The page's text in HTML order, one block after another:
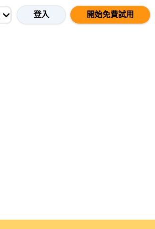
登入 開始免費試用